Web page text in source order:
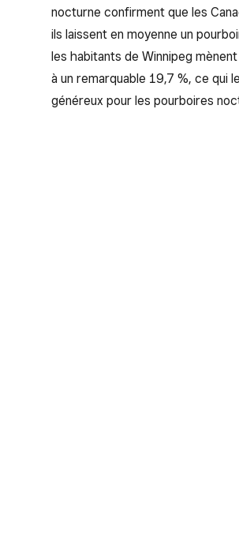
nocturne confirment que les
ils laissent en moyenne un
les habitants de Winnipeg
à un remarquable 19,7 %, ce qui
généreux pour les pourboires